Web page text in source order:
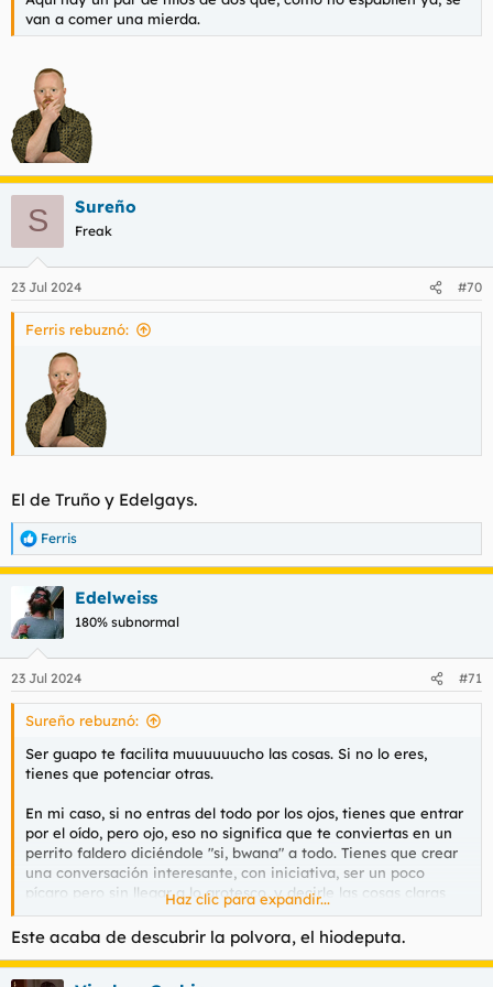
van a comer una mierda.
S Sureño
Freak
23 Jul 2024 #70
Ferris rebuznó:
El de Truño y Edelgays.
R
e
a
c
i
e
s
Ferris
Edelweiss
180% subnormal
23 Jul 2024 #71
Sureño rebuznó:
Ser guapo te facilita muuuuuucho las cosas. Si no lo eres,
tienes que potenciar otras.
En mi caso, si no entras del todo por los ojos, tienes que entrar
por el oído, pero ojo, eso no significa que te conviertas en un
perrito faldero diciéndole "si, bwana" a todo. Tienes que crear
una conversación interesante, con iniciativa, ser un poco
pícaro pero sin llegar a lo grotesco, y decirle las cosas claras
siempre, y, en ocasiones, ser directo. En el último punto, en el
de las cosas claras y ser directo, hay que arriesgar e ir sin
contemplaciones, es decir, quiero esto o quiero lo otro (para no
perder el tiempo), y lo que creo que a una tía le gusta es que,
Haz clic para expandir...
Este acaba de descubrir la polvora, el hiodeputa.